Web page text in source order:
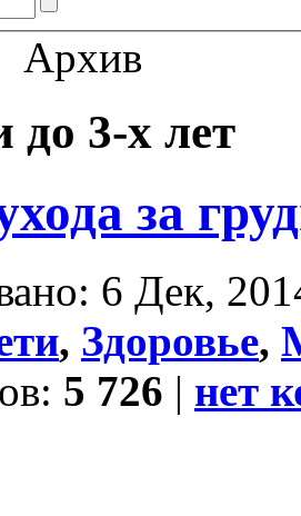
Архив
3-х лет
за
6 Дек,
, Здоровье,
5 726 | нет